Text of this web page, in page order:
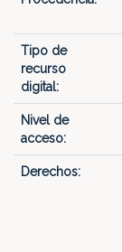
Tipo de
recurso
digital:
Nivel de
acceso:
Derechos: